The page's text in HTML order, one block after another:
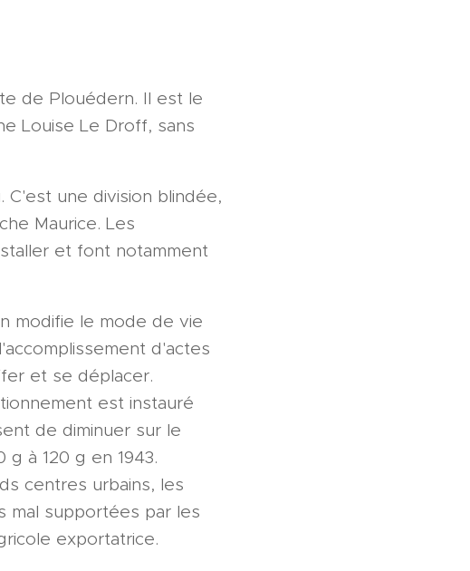
de Plouédern. Il est le
Louise Le Droff, sans
C'est une division blindée,
Maurice. Les
et font notamment
modifie le mode de vie
d'actes
et se déplacer.
est instauré
de diminuer sur le
à 120 g en 1943.
centres urbains, les
mal supportées par les
exportatrice.